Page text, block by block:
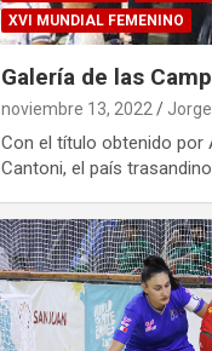
XVI MUNDIAL FEMENINO
Galería de las
noviembre 13, 2022
Con el título obtenido por
Cantoni, el país trasandino